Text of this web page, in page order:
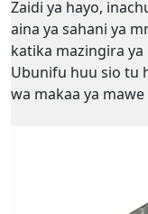
Zaidi ya hayo,
aina ya sahani ya
katika mazingira
Ubunifu huu sio tu
wa makaa ya